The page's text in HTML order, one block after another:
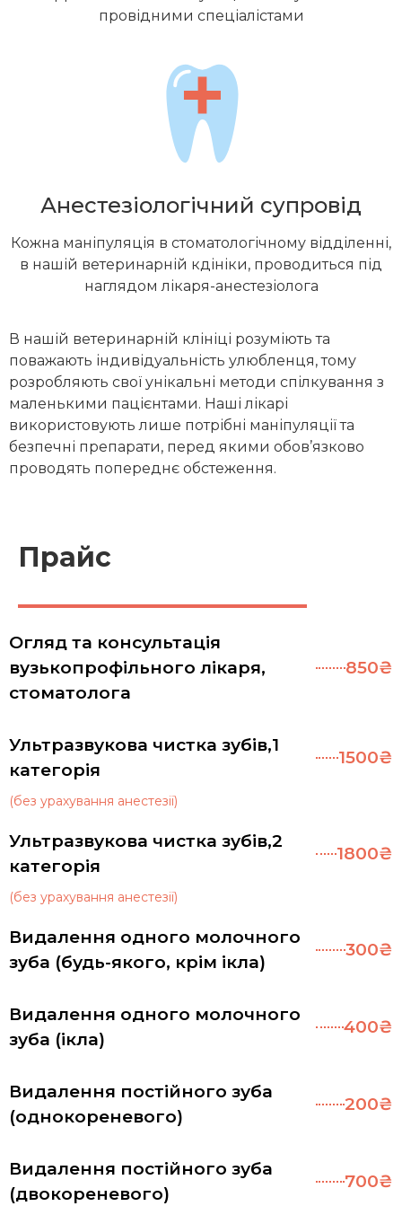
провідними спеціалістами
Анестезіологічний супровід
Кожна маніпуляція в стоматологічному відділенні,
в нашій ветеринарній кдініки, проводиться під
наглядом лікаря-анестезіолога
В нашій ветеринарній клініці розуміють та
поважають індивідуальність улюбленця, тому
розробляють свої унікальні методи спілкування з
маленькими пацієнтами. Наші лікарі
використовують лише потрібні маніпуляції та
безпечні препарати, перед якими обов’язково
проводять попереднє обстеження.
Прайс
Огляд та консультація
вузькопрофільного лікаря,
стоматолога
850₴
Ультразвукова чистка зубів,1
категорія
1500₴
(без урахування анестезії)
Ультразвукова чистка зубів,2
категорія
1800₴
(без урахування анестезії)
Видалення одного молочного
зуба (будь-якого, крім ікла)
300₴
Видалення одного молочного
зуба (ікла)
400₴
Видалення постійного зуба
(однокореневого)
200₴
Видалення постійного зуба
(двокореневого)
700₴